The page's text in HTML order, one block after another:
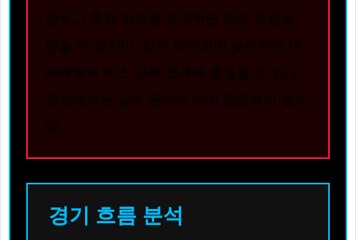
좁히고 중원 압박을 유지하면 접전 흐름을
만들 수 있지만, 압박 타이밍이 늦어지면 비
야레알의 박스 근처 연계에 흔들릴 수 있다.
원정에서는 실수 관리와 수비 집중력이 필수
다.
경기 흐름 분석